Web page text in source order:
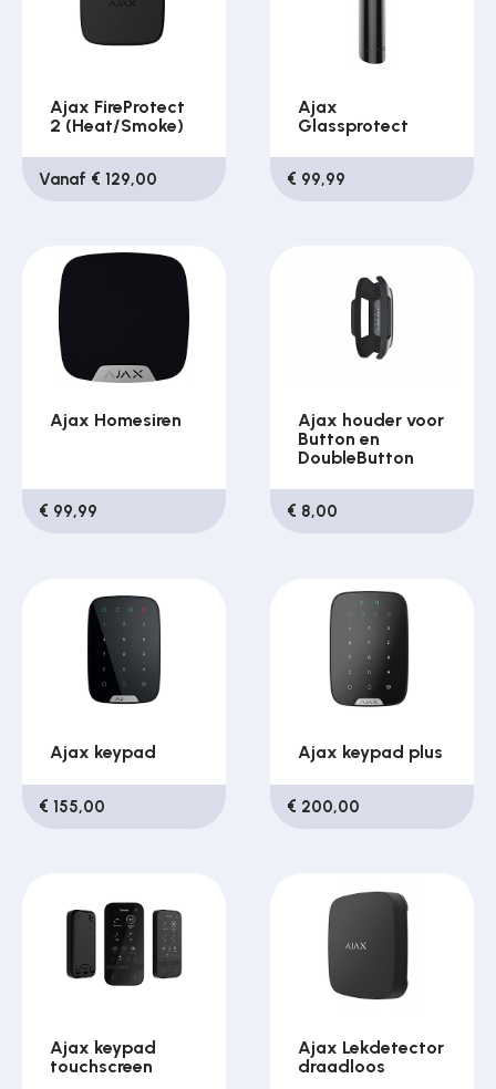
Ajax FireProtect
2 (Heat/Smoke)
Vanaf € 129,00
Ajax
Glassprotect
€ 99,99
Ajax Homesiren
€ 99,99
Ajax houder voor
Button en
DoubleButton
€ 8,00
Ajax keypad
€ 155,00
Ajax keypad plus
€ 200,00
Ajax keypad
touchscreen
Ajax Lekdetector
draadloos